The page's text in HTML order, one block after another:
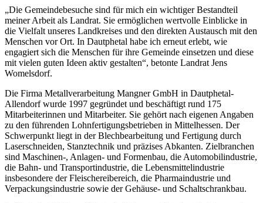
„Die Gemeindebesuche sind für mich ein wichtiger Bestandteil
meiner Arbeit als Landrat. Sie ermöglichen wertvolle Einblicke in
die Vielfalt unseres Landkreises und den direkten Austausch mit den
Menschen vor Ort. In Dautphetal habe ich erneut erlebt, wie
engagiert sich die Menschen für ihre Gemeinde einsetzen und diese
mit vielen guten Ideen aktiv gestalten“, betonte Landrat Jens
Womelsdorf.
Die Firma Metallverarbeitung Mangner GmbH in Dautphetal-
Allendorf wurde 1997 gegründet und beschäftigt rund 175
Mitarbeiterinnen und Mitarbeiter. Sie gehört nach eigenen Angaben
zu den führenden Lohnfertigungsbetrieben in Mittelhessen. Der
Schwerpunkt liegt in der Blechbearbeitung und Fertigung durch
Laserschneiden, Stanztechnik und präzises Abkanten. Zielbranchen
sind Maschinen-, Anlagen- und Formenbau, die Automobilindustrie,
die Bahn- und Transportindustrie, die Lebensmittelindustrie
insbesondere der Fleischereibereich, die Pharmaindustrie und
Verpackungsindustrie sowie der Gehäuse- und Schaltschrankbau.